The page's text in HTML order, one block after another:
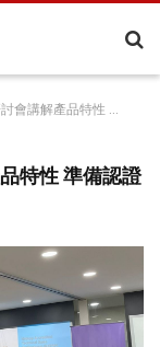
準備認證技術銷售專家考試
特性 準備認證